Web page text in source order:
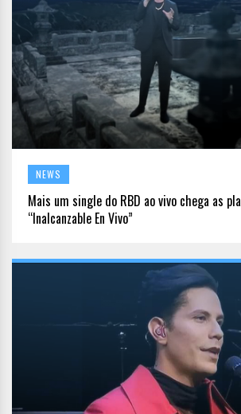
NEWS
Mais um single do RBD ao vivo chega as
“Inalcanzable En Vivo”